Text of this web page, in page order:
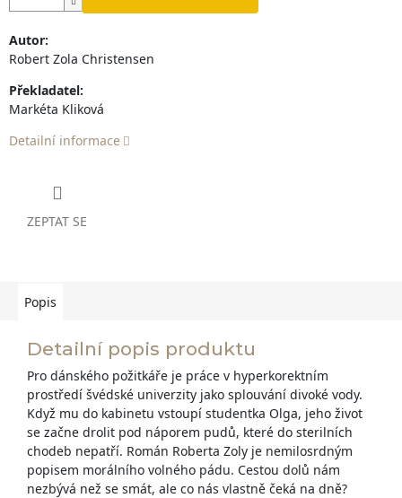
Autor:
Robert Zola Christensen
Překladatel:
Markéta Kliková
Detailní informace
ZEPTAT SE
Popis
Detailní popis produktu
Pro dánského požitkáře je práce v hyperkorektním
prostředí švédské univerzity jako splouvání divoké vody.
Když mu do kabinetu vstoupí studentka Olga, jeho život
se začne drolit pod náporem pudů, které do sterilních
chodeb nepatří. Román Roberta Zoly je nemilosrdným
popisem morálního volného pádu. Cestou dolů nám
nezbývá než se smát, ale co nás vlastně čeká na dně?